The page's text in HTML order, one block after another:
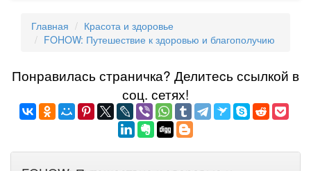
Главная
Красота и здоровье
FOHOW: Путешествие к здоровью и благополучию
Понравилась страничка? Делитеcь ссылкой в
соц. сетях!